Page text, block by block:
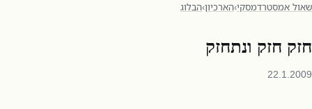
שאול אמסטרדמסקי›הארכיון›הבלוג
חזק חזק ונתחזק
22.1.2009